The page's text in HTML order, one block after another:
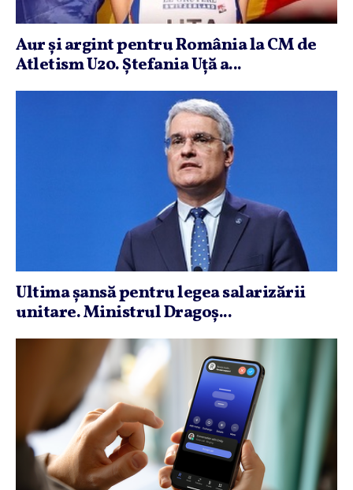
Aur şi argint pentru România la CM de
Atletism U20. Ştefania Uţă a...
Ultima şansă pentru legea salarizării
unitare. Ministrul Dragoş...